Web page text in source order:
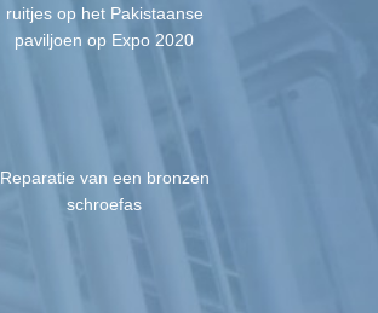
ruitjes op het Pakistaanse
paviljoen op Expo 2020
Reparatie van een bronzen
schroefas